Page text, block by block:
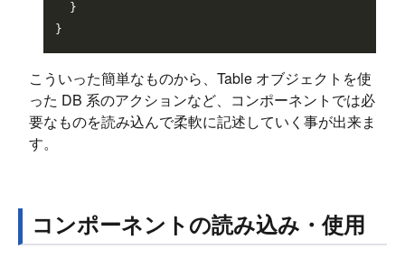
  }
こういった簡単なものから、Table オブジェクトを使
った DB 系のアクションなど、コンポーネントでは必
要なものを読み込んで柔軟に記述していく事が出来ま
す。
コンポーネントの読み込み・使用